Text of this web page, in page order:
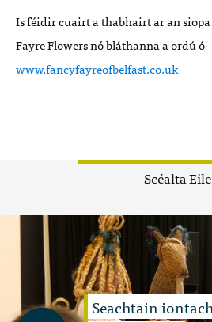
Is féidir cuairt a thabhairt ar an
Fayre Flowers nó bláthanna a ordú ó
www.fancyfayreofbelfast.co.uk
Scéalta Eile
Seachtain